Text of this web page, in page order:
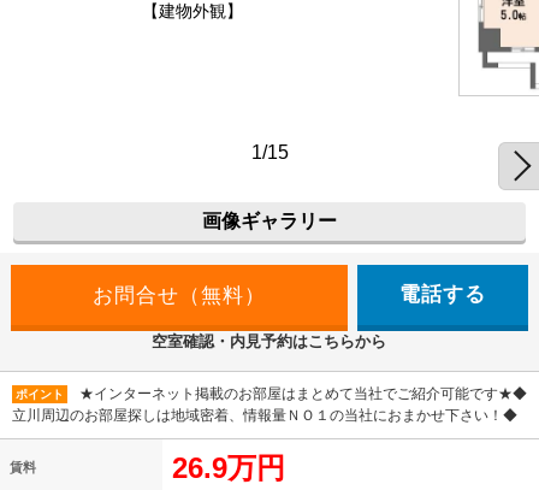
【建物外観】
1/15
画像ギャラリー
電話する
空室確認・内見予約はこちらから
ポイント
★インターネット掲載のお部屋はまとめて当社でご紹介可能です★◆
立川周辺のお部屋探しは地域密着、情報量ＮＯ１の当社におまかせ下さい！◆
賃料 26.9万円